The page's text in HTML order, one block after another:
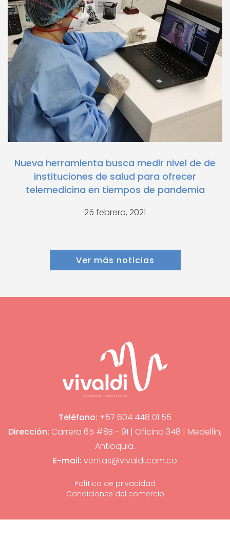
Nueva herramienta busca medir nivel de de
instituciones de salud para ofrecer
telemedicina en tiempos de pandemia
25 febrero, 2021
Ver más noticias
Teléfono: +57 604 448 01 55
Dirección: Carrera 65 #8B - 91 | Oficina 348 | Medellín,
Antioquia.
E-mail: ventas@vivaldi.com.co
Política de privacidad
Condiciones del comercio